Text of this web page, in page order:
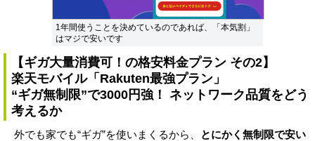
1年間使うことを決めているのであれば、「本気割」
はマジで安いです
【ギガ大量消費可！の格安料金プラン その2】
楽天モバイル「Rakuten最強プラン」
“ギガ無制限”で3000円強！ ネットワーク品質をどう
考えるか
外でも家でも“ギガ”を使いまくるから、
とにかく無制限で安い